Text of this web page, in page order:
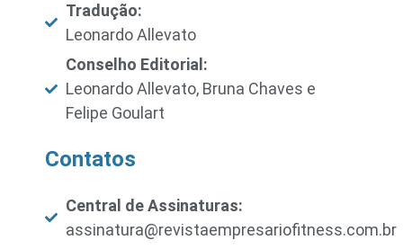
Tradução:
Leonardo Allevato
Conselho Editorial:
Leonardo Allevato, Bruna Chaves e
Felipe Goulart
Contatos
Central de Assinaturas:
assinatura@revistaempresariofitness.com.br